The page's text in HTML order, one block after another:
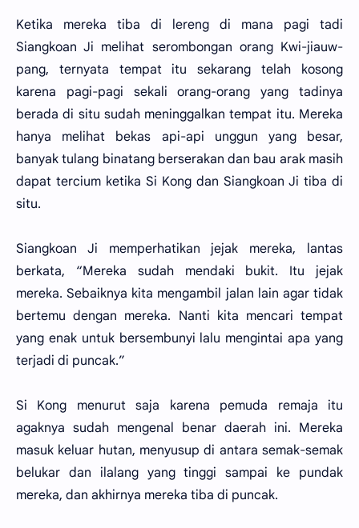
Ketika mereka tiba di lereng di mana pagi tadi
Siangkoan Ji melihat serombongan orang Kwi-jiauw-
pang, ternyata tempat itu sekarang telah kosong
karena pagi-pagi sekali orang-orang yang tadinya
berada di situ sudah meninggalkan tempat itu. Mereka
hanya melihat bekas api-api unggun yang besar,
banyak tulang binatang berserakan dan bau arak masih
dapat tercium ketika Si Kong dan Siangkoan Ji tiba di
situ.
Siangkoan Ji memperhatikan jejak mereka, lantas
berkata, “Mereka sudah mendaki bukit. Itu jejak
mereka. Sebaiknya kita mengambil jalan lain agar tidak
bertemu dengan mereka. Nanti kita mencari tempat
yang enak untuk bersembunyi lalu mengintai apa yang
terjadi di puncak.”
Si Kong menurut saja karena pemuda remaja itu
agaknya sudah mengenal benar daerah ini. Mereka
masuk keluar hutan, menyusup di antara semak-semak
belukar dan ilalang yang tinggi sampai ke pundak
mereka, dan akhirnya mereka tiba di puncak.